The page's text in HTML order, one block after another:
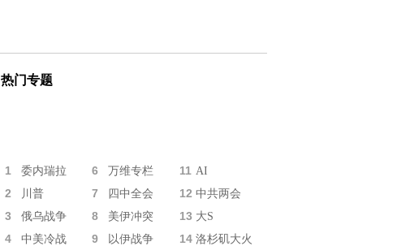
热门专题
1 委内瑞拉 6 万维专栏 11 AI
2 川普 7 四中全会 12 中共两会
3 俄乌战争 8 美伊冲突 13 大S
4 中美冷战 9 以伊战争 14 洛杉矶大火